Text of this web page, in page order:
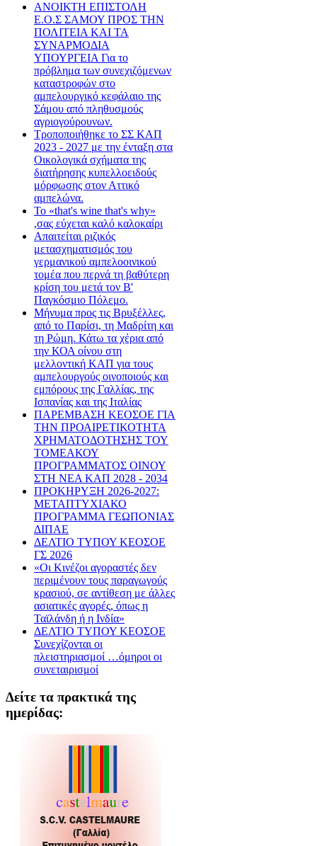
ΑΝΟΙΚΤΗ ΕΠΙΣΤΟΛΗ
Ε.Ο.Σ ΣΑΜΟΥ ΠΡΟΣ ΤΗΝ
ΠΟΛΙΤΕΙΑ ΚΑΙ ΤΑ
ΣΥΝΑΡΜΟΔΙΑ
ΥΠΟΥΡΓΕΙΑ Για το
πρόβλημα των συνεχιζόμενων
καταστροφών στο
αμπελουργικό κεφάλαιο της
Σάμου από πληθυσμούς
αγριογούρουνων.
Τροποποιήθηκε το ΣΣ ΚΑΠ
2023 - 2027 με την ένταξη στα
Οικολογικά σχήματα της
διατήρησης κυπελλοειδούς
μόρφωσης στον Αττικό
αμπελώνα.
Το «that's wine that's why»
,σας εύχεται καλό καλοκαίρι
Απαιτείται ριζικός
μετασχηματισμός του
γερμανικού αμπελοοινικού
τομέα που περνά τη βαθύτερη
κρίση του μετά τον Β'
Παγκόσμιο Πόλεμο.
Μήνυμα προς τις Βρυξέλλες,
από το Παρίσι, τη Μαδρίτη και
τη Ρώμη. Κάτω τα χέρια από
την ΚΟΑ οίνου στη
μελλοντική ΚΑΠ για τους
αμπελουργούς οινοποιούς και
εμπόρους της Γαλλίας, της
Ισπανίας και της Ιταλίας
ΠΑΡΕΜΒΑΣΗ ΚΕΟΣΟΕ ΓΙΑ
ΤΗΝ ΠΡΟΑΙΡΕΤΙΚΟΤΗΤΑ
ΧΡΗΜΑΤΟΔΟΤΗΣΗΣ ΤΟΥ
ΤΟΜΕΑΚΟΥ
ΠΡΟΓΡΑΜΜΑΤΟΣ ΟΙΝΟΥ
ΣΤΗ ΝΕΑ ΚΑΠ 2028 - 2034
ΠΡΟΚΗΡΥΞΗ 2026-2027:
ΜΕΤΑΠΤΥΧΙΑΚΟ
ΠΡΟΓΡΑΜΜΑ ΓΕΩΠΟΝΙΑΣ
ΔΙΠΑΕ
ΔΕΛΤΙΟ ΤΥΠΟΥ ΚΕΟΣΟΕ
ΓΣ 2026
«Οι Κινέζοι αγοραστές δεν
περιμένουν τους παραγωγούς
κρασιού, σε αντίθεση με άλλες
ασιατικές αγορές, όπως η
Ταϊλάνδη ή η Ινδία»
ΔΕΛΤΙΟ ΤΥΠΟΥ ΚΕΟΣΟΕ
Συνεχίζονται οι
πλειστηριασμοί …όμηροι οι
συνεταιρισμοί
Δείτε τα πρακτικά της
ημερίδας: